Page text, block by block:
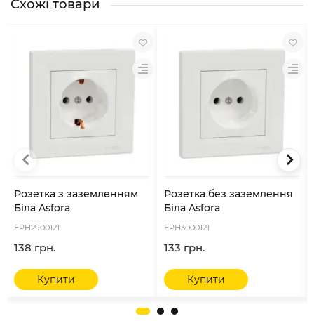
Схожі товари
Розетка з заземленням
Біла Asfora
EPH2900121
138 грн.
Купити
Розетка без заземлення
Біла Asfora
EPH3000121
133 грн.
Купити